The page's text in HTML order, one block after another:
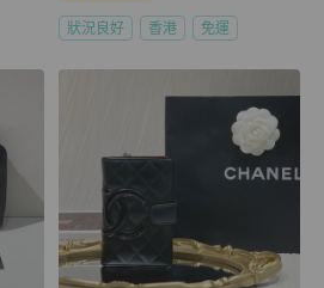
狀況良好 香港 免運